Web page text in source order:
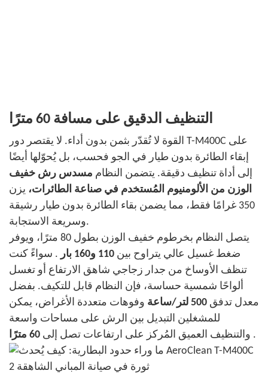
التنظيف الدقيق على مسافة 60 مترًا
القوة لا تُقدّر بثمن بدون أداء. لا يقتصر دور T-M400C على
إبقاء الطائرة بدون طيار في الجو فحسب، بل يُحوّلها أيضًا
إلى أداة تنظيف دقيقة. يتضمن النظام مسدس رش خفيف
الوزن من الألومنيوم المُستخدم في صناعة الطائرات، يزن
350 غرامًا فقط، مما يضمن بقاء الطائرة بدون طيار رشيقة
وسريعة الاستجابة.
يتصل النظام بخرطوم خفيف الوزن بطول 80 مترًا، ويوفر
ضغط غسيل عالي يتراوح بين 110 و160 بار
. سواءً كنت
تنظف الأوساخ من جدار زجاجي شاهق الارتفاع أو تغسل
ألواحًا شمسية حساسة، فإن النظام قابل للتكيف. بفضل
معدل تدفق 500 لتر/ساعة
وفوهات متعددة الأغراض، يمكن
للمشغلين التبديل بين الرش على مساحات واسعة
والتنظيف العميق المُركز على ارتفاعات تصل إلى 60 مترًا .